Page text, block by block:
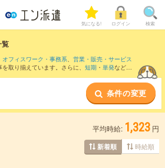
気になる! ログイン 検索
覧
オフィスワーク・事務系、 営業・販売・サービス
取り揃えています。さらに、 短期 ・ 単発などの
など近隣駅のお仕事もご確認
条件の変更
平均時給: 1,323 円
新着順 時給順